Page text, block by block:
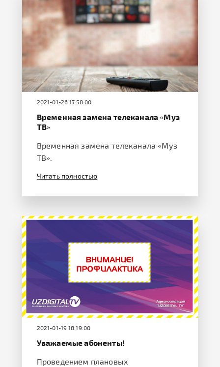
2021-01-26 17:58:00
Временная замена телеканала «Муз
ТВ»
Временная замена телеканала «Муз
ТВ».
Читать полностью
2021-01-19 18:19:00
Уважаемые абоненты!
Проведением плановых